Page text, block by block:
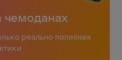
чемоданах
реально полезная